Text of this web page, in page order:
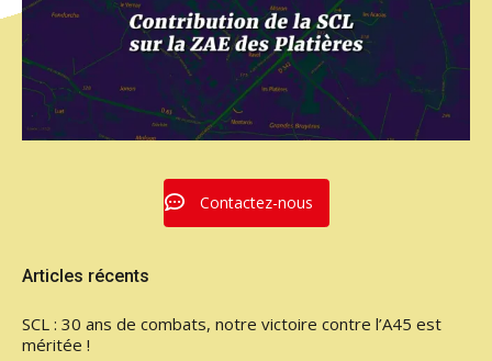
Contactez-nous
Articles récents
SCL : 30 ans de combats, notre victoire contre l’A45 est
méritée !